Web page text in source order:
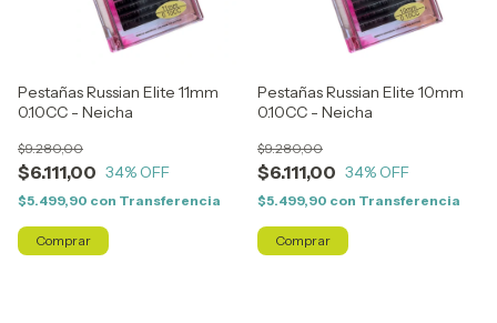
Pestañas Russian Elite 11mm
0.10CC - Neicha
$6.111,00
$9.280,00
34% OFF
$5.499,90 con Transferencia
Pestañas Russian Elite 10mm
0.10CC - Neicha
$6.111,00
$9.280,00
34% OFF
$5.499,90 con Transferencia